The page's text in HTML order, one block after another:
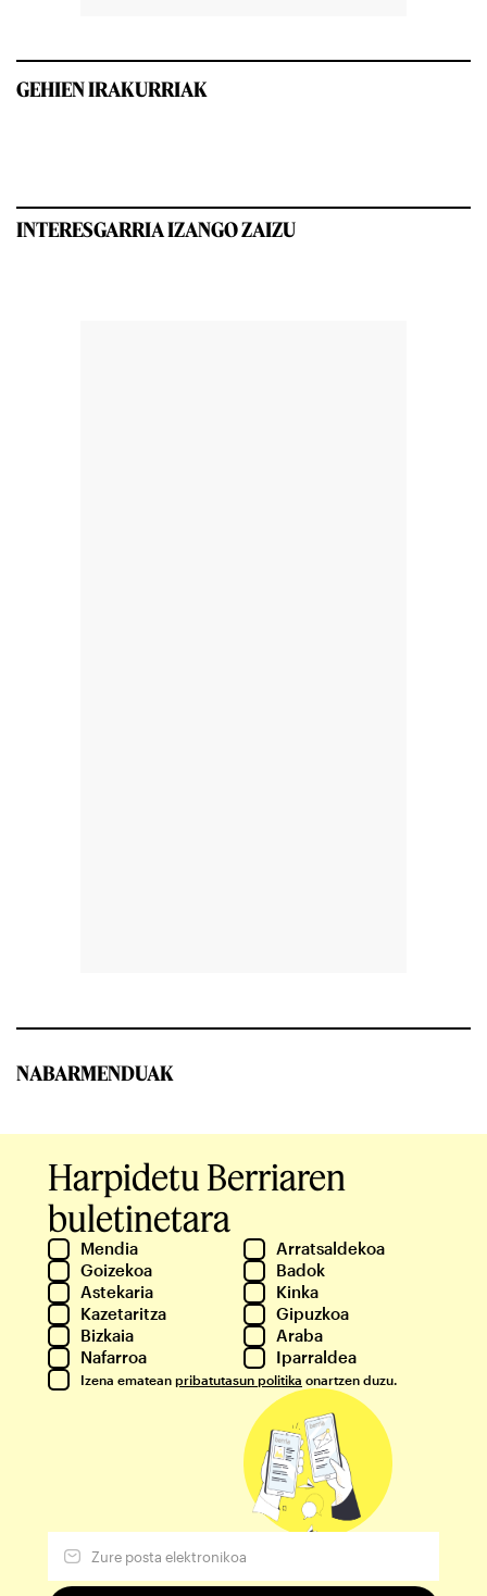
GEHIEN IRAKURRIAK
INTERESGARRIA IZANGO ZAIZU
NABARMENDUAK
Harpidetu Berriaren
buletinetara
Mendia
Arratsaldekoa
Goizekoa
Badok
Astekaria
Kinka
Kazetaritza
Gipuzkoa
Bizkaia
Araba
Nafarroa
Iparraldea
Izena ematean pribatutasun politika onartzen duzu.